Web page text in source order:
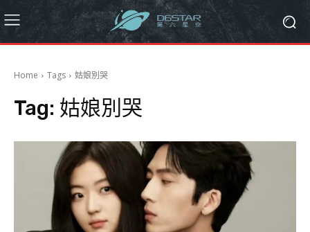
Home Tags 姑娘別哭
Tag: 姑娘別哭